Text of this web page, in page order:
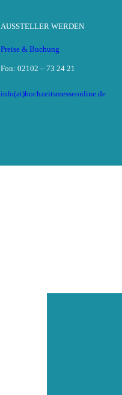
AUSSTELLER WERDEN
Preise & Buchung
Fon: 02102 – 73 24 21
info(at)hochzeitsmesseonline.de